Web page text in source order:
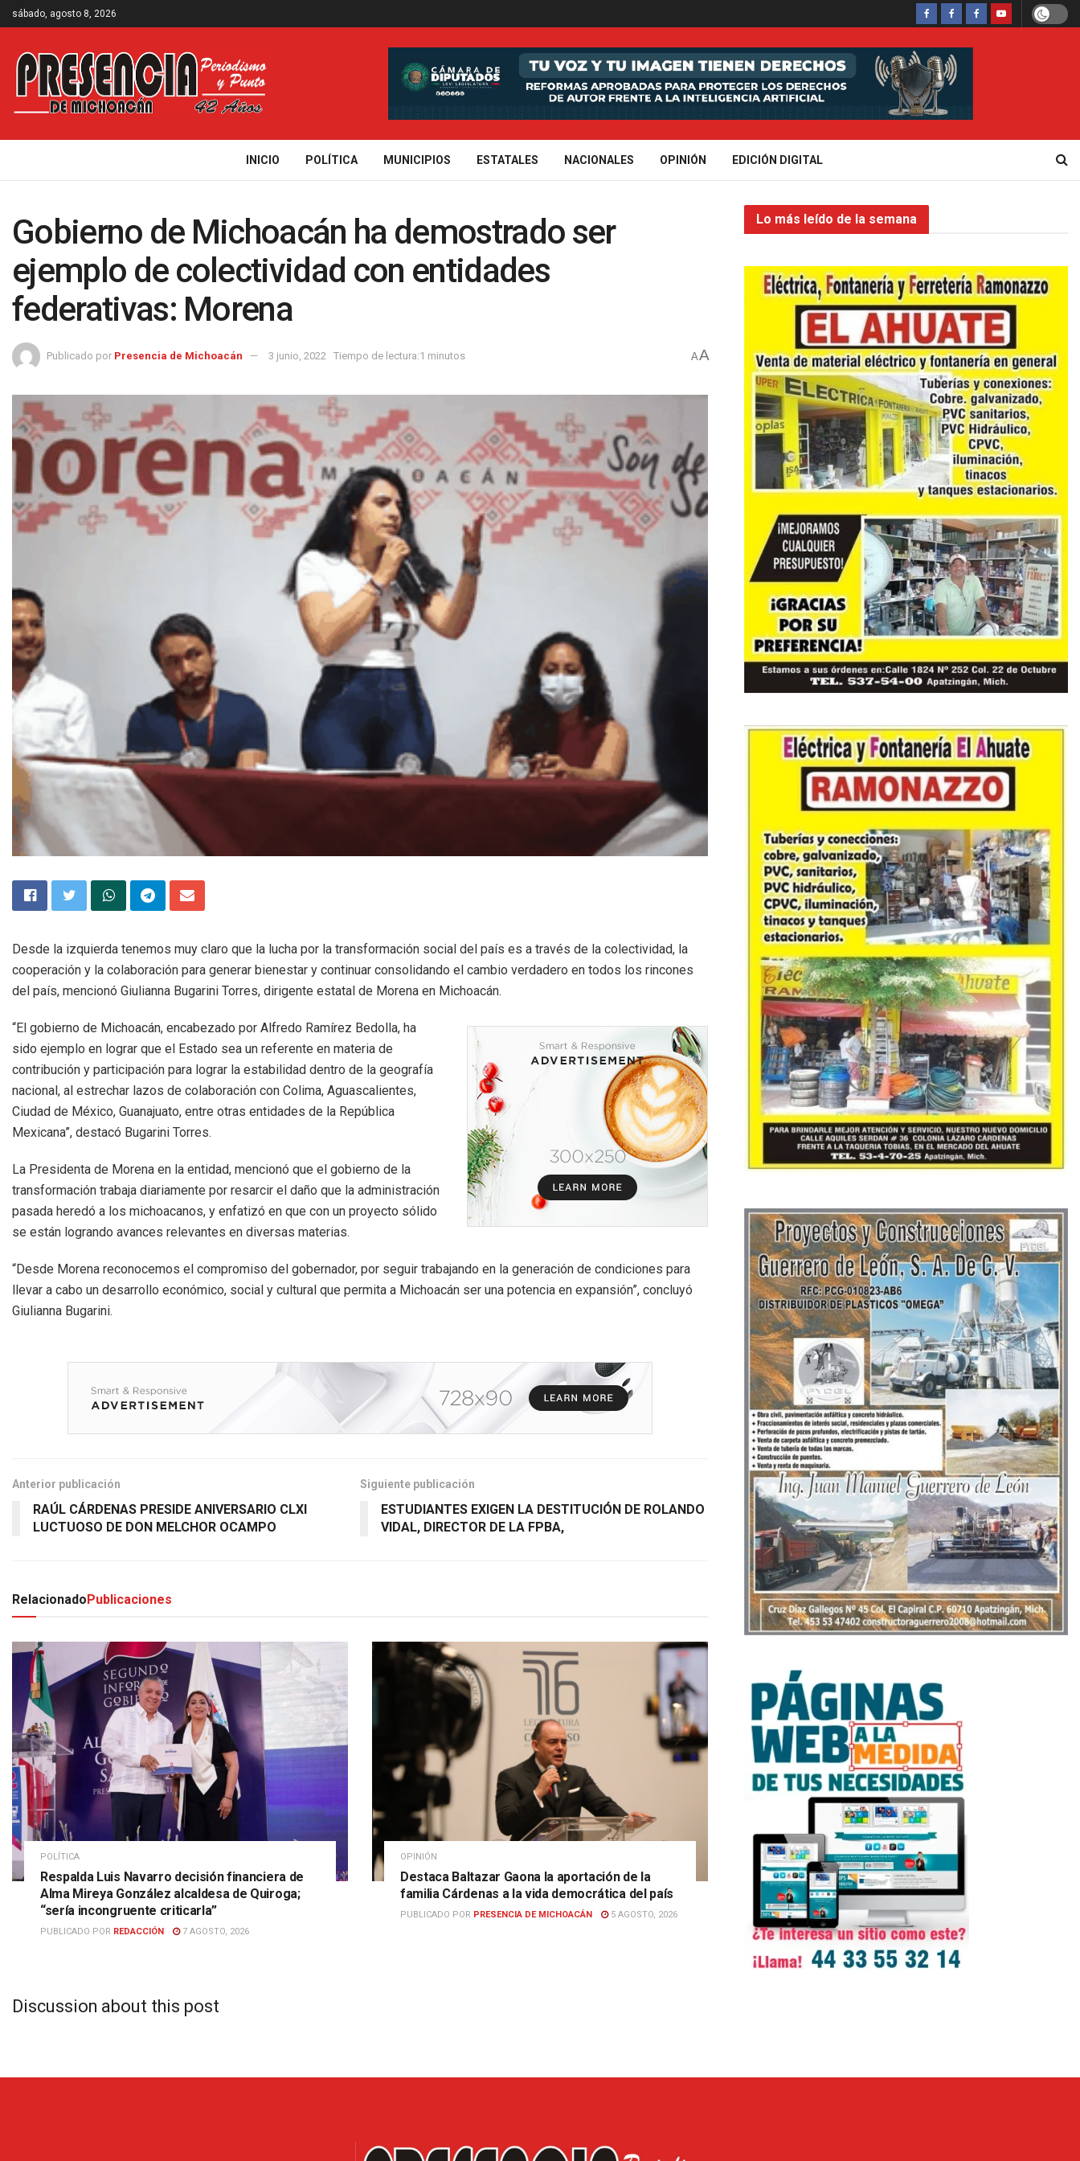
sábado, agosto 8, 2026
INICIO POLÍTICA MUNICIPIOS ESTATALES NACIONALES OPINIÓN EDICIÓN DIGITAL
Gobierno de Michoacán ha demostrado ser
ejemplo de colectividad con entidades
federativas: Morena
Publicado por Presencia de Michoacán 3 junio, 2022 Tiempo de lectura:1 minutos AA
Desde la izquierda tenemos muy claro que la lucha por la transformación social del país es a través de la colectividad, la
cooperación y la colaboración para generar bienestar y continuar consolidando el cambio verdadero en todos los rincones
del país, mencionó Giulianna Bugarini Torres, dirigente estatal de Morena en Michoacán.
“El gobierno de Michoacán, encabezado por Alfredo Ramírez Bedolla, ha
sido ejemplo en lograr que el Estado sea un referente en materia de
contribución y participación para lograr la estabilidad dentro de la geografía
nacional, al estrechar lazos de colaboración con Colima, Aguascalientes,
Ciudad de México, Guanajuato, entre otras entidades de la República
Mexicana”, destacó Bugarini Torres.
La Presidenta de Morena en la entidad, mencionó que el gobierno de la
transformación trabaja diariamente por resarcir el daño que la administración
pasada heredó a los michoacanos, y enfatizó en que con un proyecto sólido
se están logrando avances relevantes en diversas materias.
“Desde Morena reconocemos el compromiso del gobernador, por seguir trabajando en la generación de condiciones para
llevar a cabo un desarrollo económico, social y cultural que permita a Michoacán ser una potencia en expansión”, concluyó
Giulianna Bugarini.
Anterior publicación
RAÚL CÁRDENAS PRESIDE ANIVERSARIO CLXI
LUCTUOSO DE DON MELCHOR OCAMPO
Siguiente publicación
ESTUDIANTES EXIGEN LA DESTITUCIÓN DE ROLANDO
VIDAL, DIRECTOR DE LA FPBA,
RelacionadoPublicaciones
POLÍTICA
Respalda Luis Navarro decisión financiera de
Alma Mireya González alcaldesa de Quiroga;
“sería incongruente criticarla”
PUBLICADO POR REDACCIÓN 7 AGOSTO, 2026
OPINIÓN
Destaca Baltazar Gaona la aportación de la
familia Cárdenas a la vida democrática del país
PUBLICADO POR PRESENCIA DE MICHOACÁN 5 AGOSTO, 2026
Discussion about this post
Lo más leído de la semana